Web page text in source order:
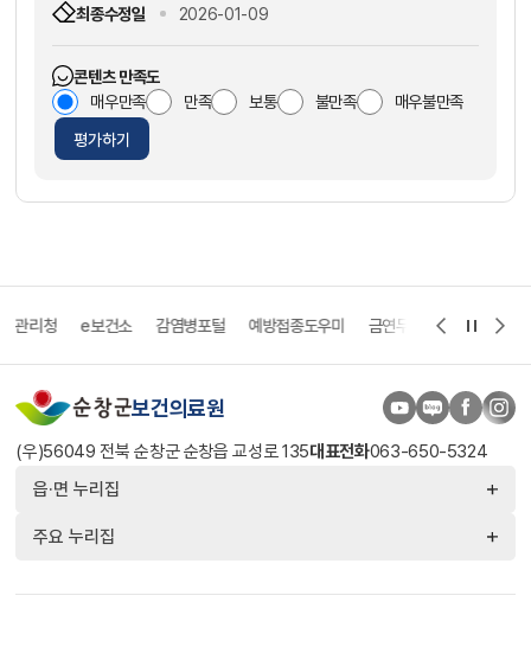
최종수정일
2026-01-09
콘텐츠 만족도
매우만족
만족 보통 불만족 매우불만족
평가하기
리청 e보건소 감염병포털 예방접종도우미 금연두드림 희귀질환 헬
보건의료원
(우)56049 전북 순창군 순창읍 교성로 135대표전화063-650-5324
읍·면 누리집
주요 누리집